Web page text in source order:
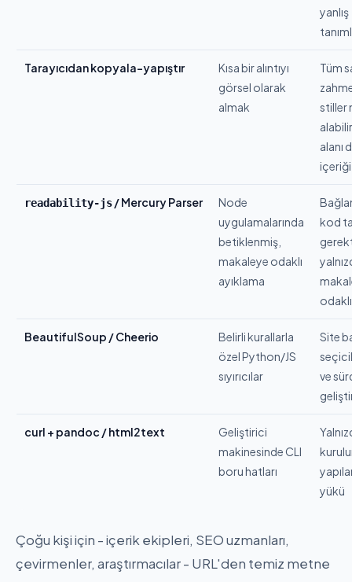
yanlış
Tarayıcıdan kopyala-yapıştır
Kısa bir alıntıyı
görsel olarak
almak
Tüm
stiller
alanı
içeriği
readability-js/ Mercury Parser
Node
uygulamalarında
betiklenmiş,
makaleye odaklı
ayıklama
kod
BeautifulSoup / Cheerio
Belirli kurallarla
özel Python/JS
sıyırıcılar
Site
ve
curl + pandoc / html2text
Geliştirici
makinesinde CLI
boru hatları
yükü
Çoğu kişi için - içerik ekipleri, SEO uzmanları,
çevirmenler, araştırmacılar - URL'den temiz metne